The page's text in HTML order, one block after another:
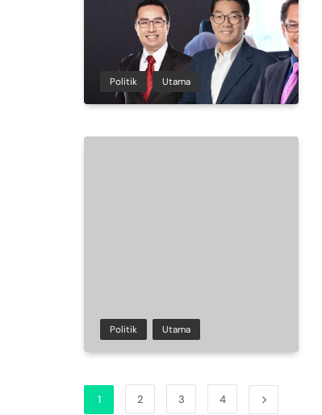
Politik Utama
Politik Utama
1 2 3 4